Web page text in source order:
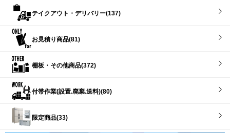
テイクアウト・デリバリー(137)
お見積り商品(81)
棚板・その他商品(372)
付帯作業(設置.廃棄.送料)(80)
限定商品(33)